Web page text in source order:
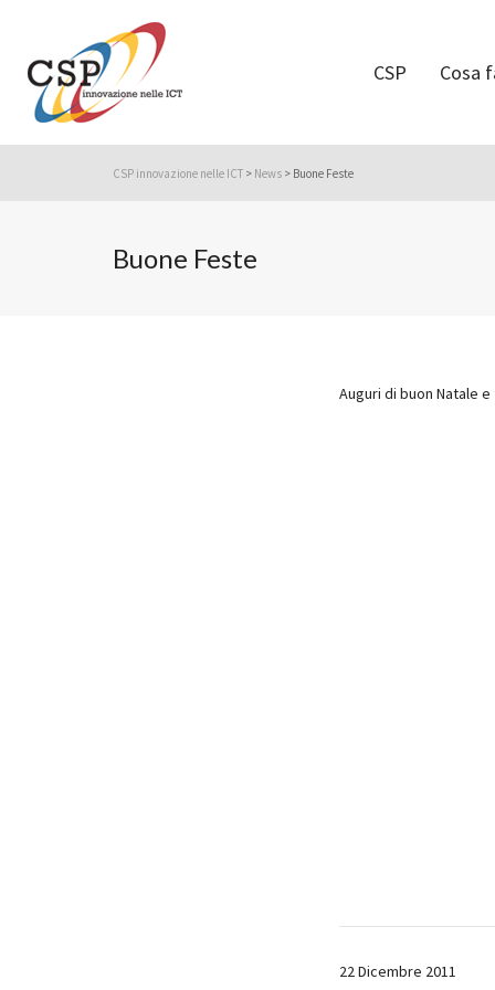
CSP Cosa
CSP innovazione nelle ICT > News > Buone Feste
Buone Feste
Auguri di buon Natale
22 Dicembre 2011